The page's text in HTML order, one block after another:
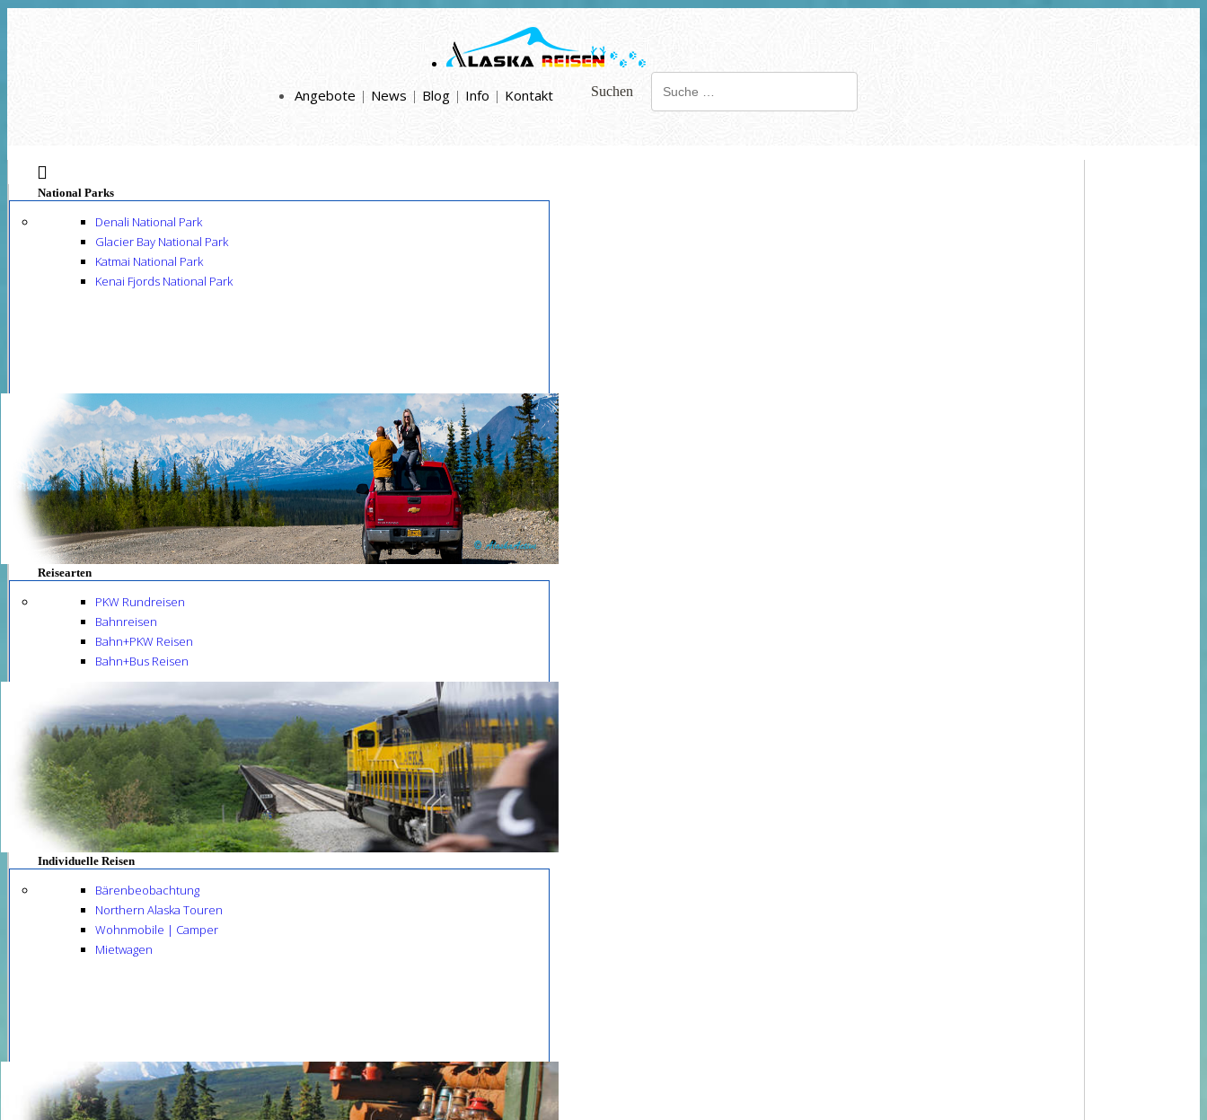
Angebote | News | Blog | Info | Kontakt
Suchen
more
National Parks
Denali National Park
Glacier Bay National Park
Katmai National Park
Kenai Fjords National Park
Reisearten
PKW Rundreisen
Bahnreisen
Bahn+PKW Reisen
Bahn+Bus Reisen
Individuelle Reisen
Bärenbeobachtung
Northern Alaska Touren
Wohnmobile | Camper
Mietwagen